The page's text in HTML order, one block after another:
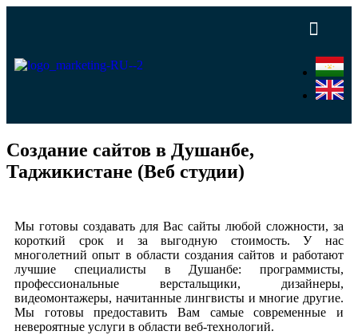
Создание сайтов в Душанбе,
Таджикистане (Веб студии)
Мы готовы создавать для Вас сайты любой сложности, за
короткий срок и за выгодную стоимость. У нас
многолетний опыт в области создания сайтов и работают
лучшие специалисты в Душанбе: программисты,
профессиональные верстальщики, дизайнеры,
видеомонтажеры, начитанные лингвисты и многие другие.
Мы готовы предоставить Вам самые современные и
невероятные услуги в области веб-технологий.